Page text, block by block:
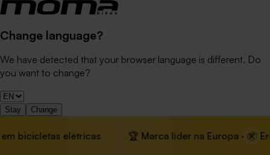
Change language?
We have detected that your browser language is different. Do
you want to change?
Stay Change
elétricas 🏆 Marca líder na Europa · 📦 ×